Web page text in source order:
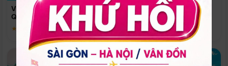
Vinpearl Resort & Spa Phu
Quoc
★ 5.0
Quoc
Phú Quốc
★ 5.0